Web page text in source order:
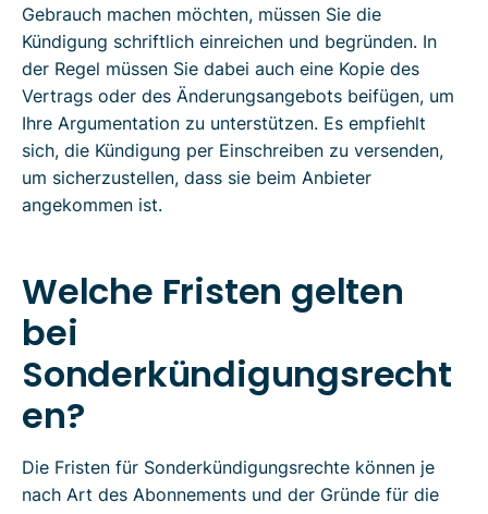
Gebrauch machen möchten, müssen Sie die
Kündigung schriftlich einreichen und begründen. In
der Regel müssen Sie dabei auch eine Kopie des
Vertrags oder des Änderungsangebots beifügen, um
Ihre Argumentation zu unterstützen. Es empfiehlt
sich, die Kündigung per Einschreiben zu versenden,
um sicherzustellen, dass sie beim Anbieter
angekommen ist.
Welche Fristen gelten
bei
Sonderkündigungsrecht
en?
Die Fristen für Sonderkündigungsrechte können je
nach Art des Abonnements und der Gründe für die